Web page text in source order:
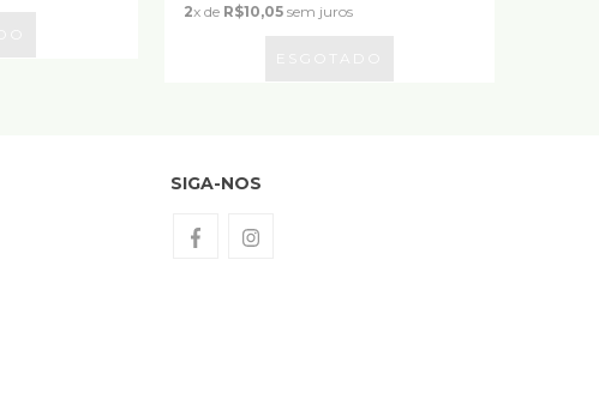
2x de R$10,05sem juros
SIGA-NOS